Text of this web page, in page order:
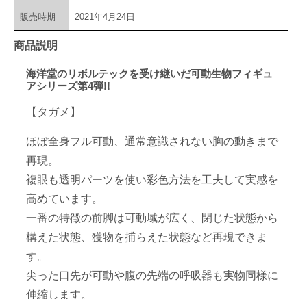
販売時期 2021年4月24日
商品説明
海洋堂のリボルテックを受け継いだ可動生物フィギュ
アシリーズ第4弾!!
【タガメ】
ほぼ全身フル可動、通常意識されない胸の動きまで
再現。
複眼も透明パーツを使い彩色方法を工夫して実感を
高めています。
一番の特徴の前脚は可動域が広く、閉じた状態から
構えた状態、獲物を捕らえた状態など再現できま
す。
尖った口先が可動や腹の先端の呼吸器も実物同様に
伸縮します。